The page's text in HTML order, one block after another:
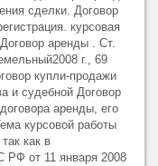
сделки. Договор
курсовая
аренды . Ст.
г., 69
купли-продажи
и судебной Договор
аренды, его
курсовой работы
как в
РФ от 11 января 2008